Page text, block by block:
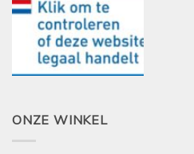
ONZE WINKEL